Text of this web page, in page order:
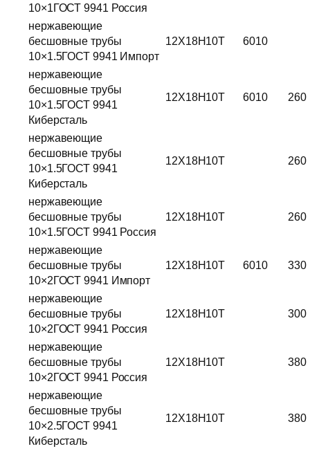
10×1ГОСТ 9941 Россия
нержавеющие
бесшовные трубы
10×1.5ГОСТ 9941 Импорт
12Х18Н10Т 6010
нержавеющие
бесшовные трубы
10×1.5ГОСТ 9941
Киберсталь
12Х18Н10Т 6010 260
нержавеющие
бесшовные трубы
10×1.5ГОСТ 9941
Киберсталь
12Х18Н10Т 260
нержавеющие
бесшовные трубы
10×1.5ГОСТ 9941 Россия
12Х18Н10Т 260
нержавеющие
бесшовные трубы
10×2ГОСТ 9941 Импорт
12Х18Н10Т 6010 330
нержавеющие
бесшовные трубы
10×2ГОСТ 9941 Россия
12Х18Н10Т 300
нержавеющие
бесшовные трубы
10×2ГОСТ 9941 Россия
12Х18Н10Т 380
нержавеющие
бесшовные трубы
10×2.5ГОСТ 9941
Киберсталь
12Х18Н10Т 380